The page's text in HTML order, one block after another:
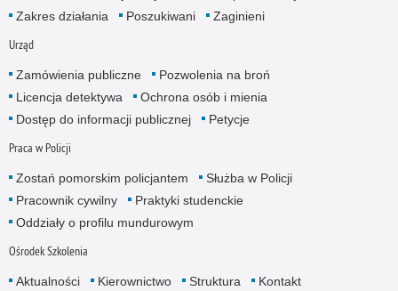
Zakres działania
Poszukiwani Zaginieni
Urząd
Zamówienia publiczne
Pozwolenia na broń
Licencja detektywa
Ochrona osób i mienia
Dostęp do informacji publicznej
Petycje
Praca w Policji
Zostań pomorskim policjantem
Służba w Policji
Pracownik cywilny
Praktyki studenckie
Oddziały o profilu mundurowym
Ośrodek Szkolenia
Aktualności Kierownictwo Struktura Kontakt